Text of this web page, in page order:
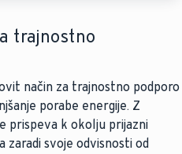
trajnostno
način za trajnostno podporo
porabe energije. Z
prispeva k okolju prijazni
zaradi svoje odvisnosti od